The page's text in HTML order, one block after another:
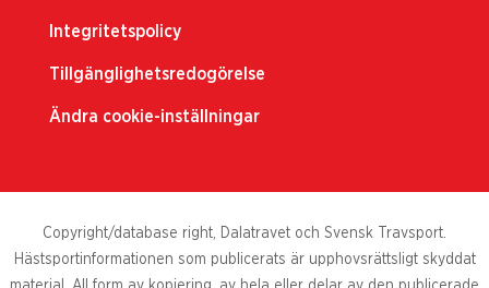
Integritetspolicy
Tillgänglighetsredogörelse
Ändra cookie-inställningar
Copyright/database right, Dalatravet och Svensk Travsport.
Hästsportinformationen som publicerats är upphovsrättsligt skyddat